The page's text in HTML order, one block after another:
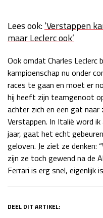
Lees ook:‘Verstappen
maar Leclerc ook’
Ook omdat Charles
kampioenschap nu onder
races te gaan en moet er
hij heeft zijn teamgenoot
achter zich en een gat
Verstappen. In Italië word
jaar, gaat het echt
geloven. Je ziet ze denken:
zijn ze toch gewend na de
Ferrari is erg snel, eigenlijk
DEEL DIT ARTIKEL: